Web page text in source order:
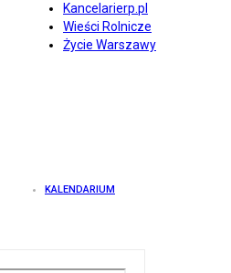
Kancelarierp.pl
Wieści Rolnicze
Życie Warszawy
KALENDARIUM